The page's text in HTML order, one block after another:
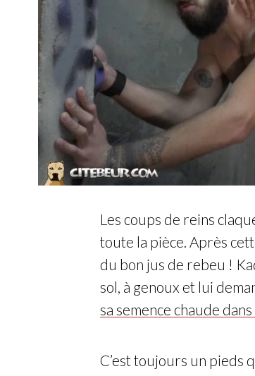
Les coups de reins
toute la pièce. Après
du bon jus de rebeu !
sol, à genoux et lui
sa semence chaude
C’est toujours un pieds